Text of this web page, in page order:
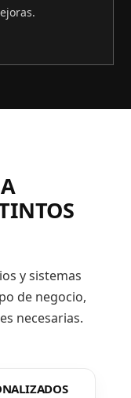
y sistemas
de negocio,
necesarias.